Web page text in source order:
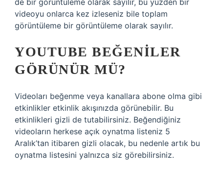
de bir görüntüleme olarak sayılır, bu yüzden bir
videoyu onlarca kez izleseniz bile toplam
görüntüleme bir görüntüleme olarak sayılır.
YOUTUBE BEĞENILER
GÖRÜNÜR MÜ?
Videoları beğenme veya kanallara abone olma gibi
etkinlikler etkinlik akışınızda görünebilir. Bu
etkinlikleri gizli de tutabilirsiniz. Beğendiğiniz
videoların herkese açık oynatma listeniz 5
Aralık’tan itibaren gizli olacak, bu nedenle artık bu
oynatma listesini yalnızca siz görebilirsiniz.